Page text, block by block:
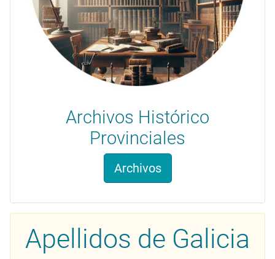
Archivos Histórico
Provinciales
Archivos
Apellidos de Galicia